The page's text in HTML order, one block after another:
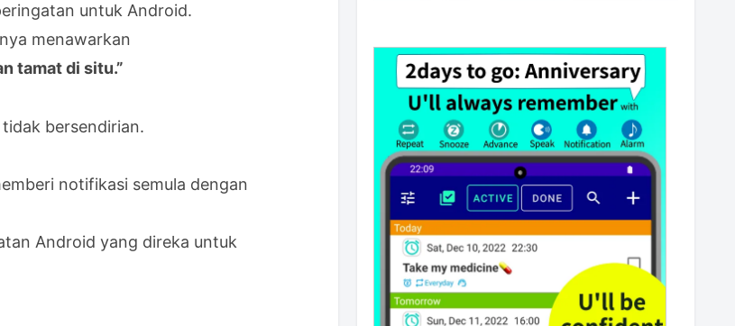
untuk Android.
menawarkan
tamat di situ.”
bersendirian.
notifikasi semula dengan
Android yang direka untuk